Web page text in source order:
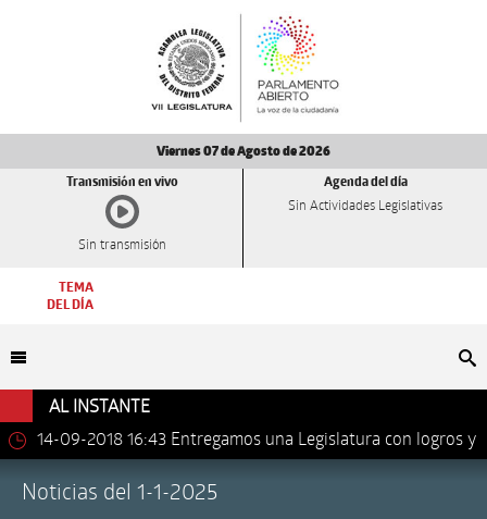
Viernes 07 de Agosto de 2026
Transmisión en vivo
Sin transmisión
Agenda del día
Sin Actividades Legislativas
TEMA
DEL DÍA
AL INSTANTE
14-09-2018 16:43 Entregamos una Legislatura con logros y
Noticias del 1-1-2025